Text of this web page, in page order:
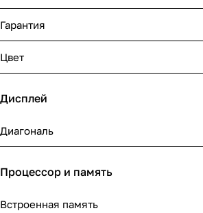
Гарантия
Цвет
Дисплей
Диагональ
Процессор и память
Встроенная память